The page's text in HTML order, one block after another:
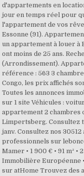
d'appartements en
jour en temps réel pour
l'appartement de vos
Essonne (91).
un appartement à louer à
ont moins de 25 ans.
(Arrondissement).
référence : 563 3
Congo, les prix affichés
Toutes les annonces
sur 1 site Véhicules :
appartement 2 chambres
Limpertsberg. Consultez
janv. Consultez nos
professionnels sur
Mamer • 1 900 € • 91 m²
Immobilière Européenne
sur atHome Trouvez des